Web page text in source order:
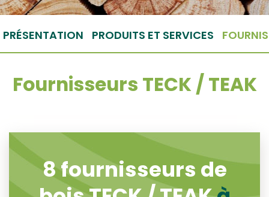
PRÉSENTATION PRODUITS ET SERVICES
Fournisseurs TECK / TEAK
8fournisseurs de